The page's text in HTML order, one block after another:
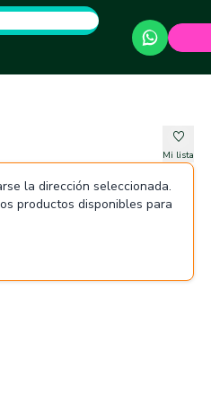
Mi lista
la dirección seleccionada.
productos disponibles para